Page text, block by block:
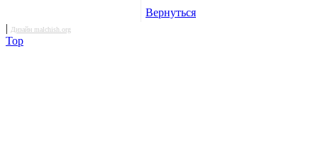
Вернуться
| Дизайн malchish.org
Top